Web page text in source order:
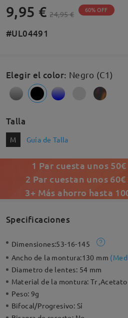
9,95 € 24,95 € 60% OFF
#UL04491
Elegir el color: Negro (C1)
Talla
M Guía de Talla
1 Par cuesta unos
2 Par cuestan unos
3+ Más ahorro hasta
Specificaciones
Dimensiones:53-16-145
Ancho de la montura:130 mm (
Diametro de lentes: 54 mm
Material de la montura:Tr ,Acetato
Peso: 9g
Bifocal/Progresivo: Sí